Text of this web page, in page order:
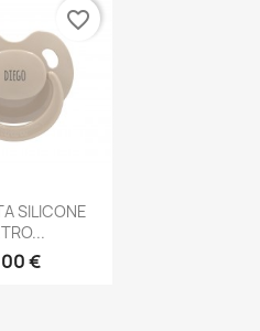
rápida
SILICONE
€
favorite_border